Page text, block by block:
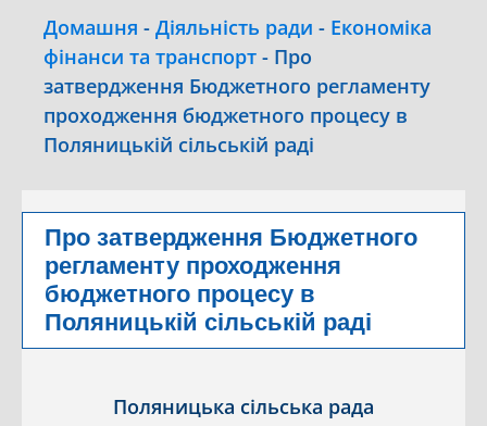
Домашня - Діяльність ради - Економіка
фінанси та транспорт - Про
затвердження Бюджетного регламенту
проходження бюджетного процесу в
Поляницькій сільській раді
Про затвердження Бюджетного
регламенту проходження
бюджетного процесу в
Поляницькій сільській раді
Поляницька сільська рада